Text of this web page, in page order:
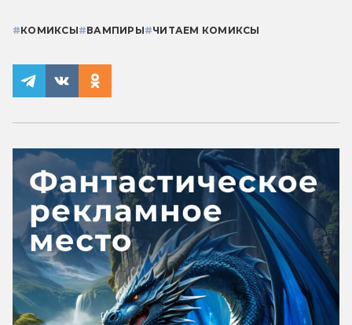
#КОМИКСЫ#ВАМПИРЫ#ЧИТАЕМ КОМИКСЫ